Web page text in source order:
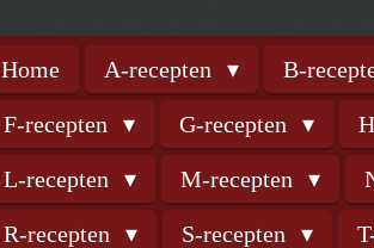
Home A-recepten B-
F-recepten G-recepten
L-recepten M-recepten
R-recepten S-recepten